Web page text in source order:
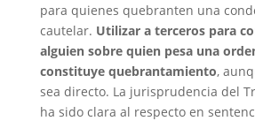
para quienes quebranten una
cautelar. Utilizar a terceros para
alguien sobre quien pesa una
constituye quebrantamiento,
sea directo. La jurisprudencia del
ha sido clara al respecto en